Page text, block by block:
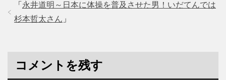
「 永井道明～日本に体操を普及させた男！いだてんでは
杉本哲太さん 」
コメントを残す